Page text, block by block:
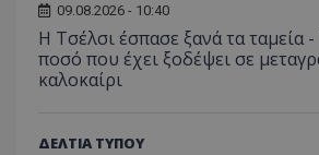
09.08.2026 - 10:40
Η Τσέλσι έσπασε ξανά τα ταμεία
ποσό που έχει ξοδέψει σε
καλοκαίρι
ΔΕΛΤΙΑ ΤΥΠΟΥ